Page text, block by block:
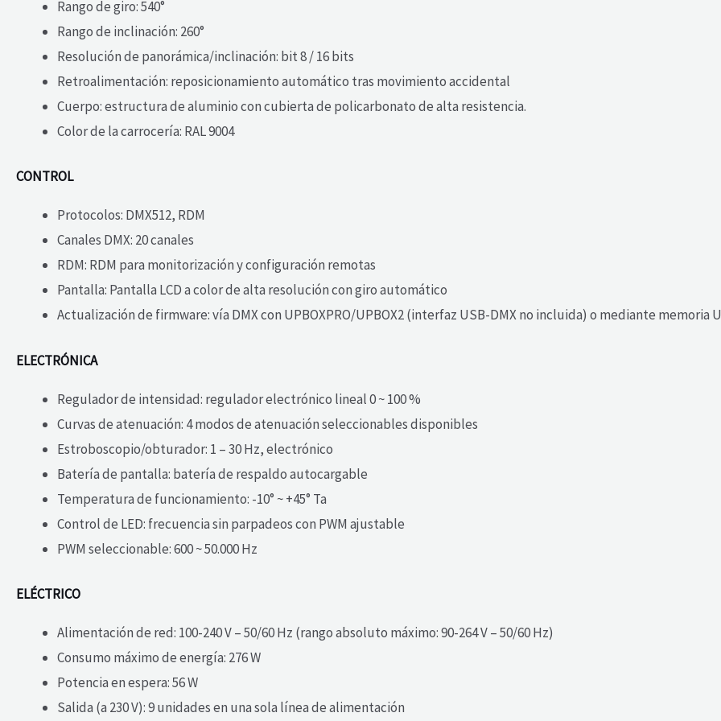
Rango de giro: 540°
Rango de inclinación: 260°
Resolución de panorámica/inclinación: bit 8 / 16 bits
Retroalimentación: reposicionamiento automático tras movimiento accidental
Cuerpo: estructura de aluminio con cubierta de policarbonato de alta resistencia.
Color de la carrocería: RAL 9004
CONTROL
Protocolos: DMX512, RDM
Canales DMX: 20 canales
RDM: RDM para monitorización y configuración remotas
Pantalla: Pantalla LCD a color de alta resolución con giro automático
Actualización de firmware: vía DMX con UPBOXPRO/UPBOX2 (interfaz USB-DMX no incluida) o mediante memoria
ELECTRÓNICA
Regulador de intensidad: regulador electrónico lineal 0 ~ 100 %
Curvas de atenuación: 4 modos de atenuación seleccionables disponibles
Estroboscopio/obturador: 1 – 30 Hz, electrónico
Batería de pantalla: batería de respaldo autocargable
Temperatura de funcionamiento: -10° ~ +45° Ta
Control de LED: frecuencia sin parpadeos con PWM ajustable
PWM seleccionable: 600 ~ 50.000 Hz
ELÉCTRICO
Alimentación de red: 100-240 V – 50/60 Hz (rango absoluto máximo: 90-264 V – 50/60 Hz)
Consumo máximo de energía: 276 W
Potencia en espera: 56 W
Salida (a 230 V): 9 unidades en una sola línea de alimentación